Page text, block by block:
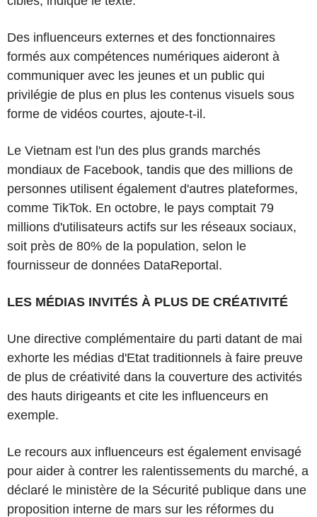
Des influenceurs externes et des fonctionnaires
formés aux compétences numériques aideront à
communiquer avec les jeunes et un public qui
privilégie de plus en plus les contenus visuels sous
forme de vidéos courtes, ajoute-t-il.
Le Vietnam est l'un des plus grands marchés
mondiaux de Facebook, tandis que des millions de
personnes utilisent également d'autres plateformes,
comme TikTok. En octobre, le pays comptait 79
millions d'utilisateurs actifs sur les réseaux sociaux,
soit près de 80% de la population, selon le
fournisseur de données DataReportal.
LES MÉDIAS INVITÉS À PLUS DE CRÉATIVITÉ
Une directive complémentaire du parti datant de mai
exhorte les médias d'Etat traditionnels à faire preuve
de plus de créativité dans la couverture des activités
des hauts dirigeants et cite les influenceurs en
exemple.
Le recours aux influenceurs est également envisagé
pour aider à contrer les ralentissements du marché, a
déclaré le ministère de la Sécurité publique dans une
proposition interne de mars sur les réformes du